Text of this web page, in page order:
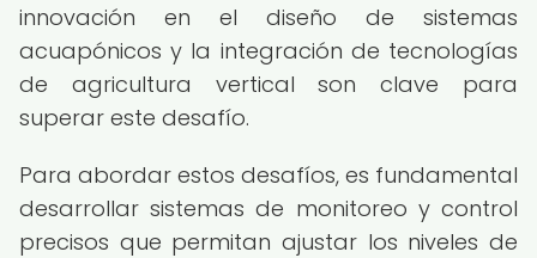
innovación en el diseño de sistemas
acuapónicos y la integración de tecnologías
de agricultura vertical son clave para
superar este desafío.
Para abordar estos desafíos, es fundamental
desarrollar sistemas de monitoreo y control
precisos que permitan ajustar los niveles de